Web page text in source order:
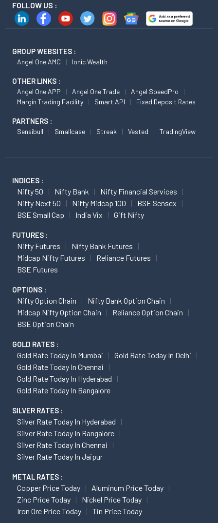
FOLLOW US :
GROUP WEBSITES :
Angel One AMC Ionic Wealth
OTHER LINKS :
Angel One APP Angel One Trade
Angel SpeedPro
Margin Trading Facility
Smart API Fixed Deposit Rates
PARTNERS :
Sensibull Smallcase Streak Vested TradingView
INDICES :
Nifty 50 Nifty Bank
Nifty Financial Services
Nifty Next 50
Nifty Midcap 100
BSE Sensex
BSE Small Cap
India Vix Gift Nifty
FUTURES :
Nifty Futures
Nifty Bank Futures
Midcap Nifty Futures
Reliance Futures
BSE Futures
OPTIONS :
Nifty Option Chain
Nifty Bank Option Chain
Midcap Nifty Option Chain
Reliance Option Chain
BSE Option Chain
GOLD RATES :
Gold Rate Today In Mumbai
Gold Rate Today In Delhi
Gold Rate Today In Chennai
Gold Rate Today In Hyderabad
Gold Rate Today In Bangalore
SILVER RATES :
Silver Rate Today In Hyderabad
Silver Rate Today In Bangalore
Silver Rate Today In Chennai
Silver Rate Today In Jaipur
METAL RATES :
Copper Price Today
Aluminum Price Today
Zinc Price Today
Nickel Price Today
Iron Ore Price Today
Tin Price Today